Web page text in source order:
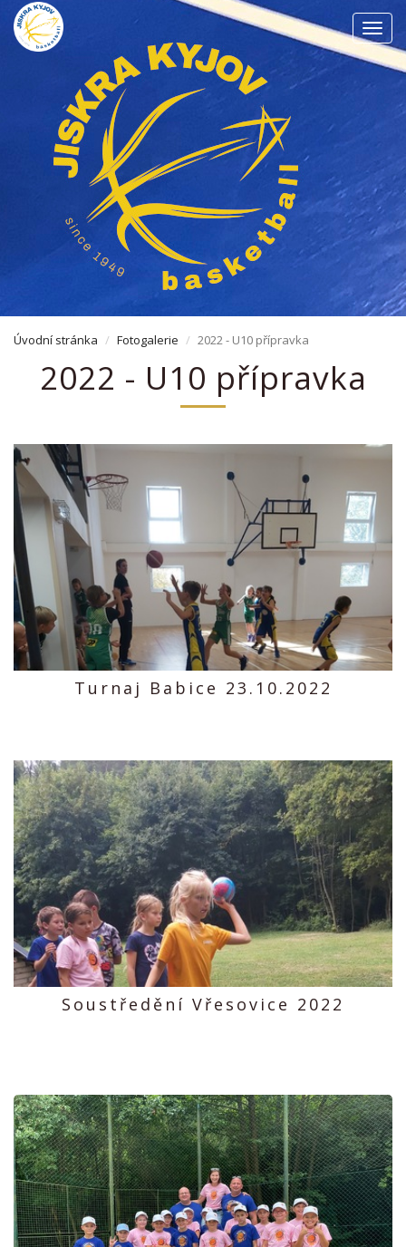
Úvodní stránka Fotogalerie 2022 - U10 přípravka
2022 - U10 přípravka
Turnaj Babice 23.10.2022
Soustředění Vřesovice 2022